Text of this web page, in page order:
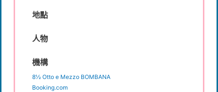
地點
人物
機構
8½ Otto e Mezzo BOMBANA
Booking.com